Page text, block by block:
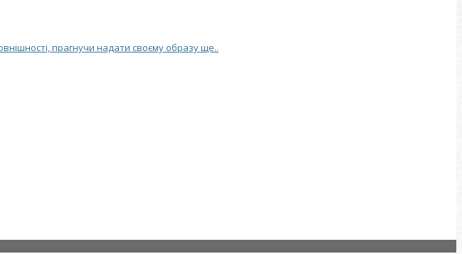
прагнучи надати своєму образу ще..